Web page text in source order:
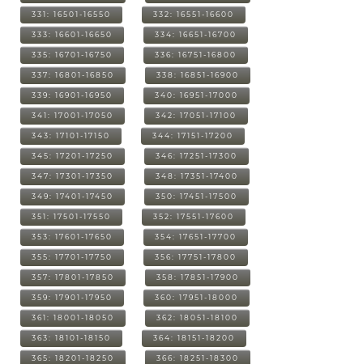
331: 16501-16550 332: 16551-16600
333: 16601-16650 334: 16651-16700
335: 16701-16750 336: 16751-16800
337: 16801-16850 338: 16851-16900
339: 16901-16950 340: 16951-17000
341: 17001-17050 342: 17051-17100
343: 17101-17150 344: 17151-17200
345: 17201-17250 346: 17251-17300
347: 17301-17350 348: 17351-17400
349: 17401-17450 350: 17451-17500
351: 17501-17550 352: 17551-17600
353: 17601-17650 354: 17651-17700
355: 17701-17750 356: 17751-17800
357: 17801-17850 358: 17851-17900
359: 17901-17950 360: 17951-18000
361: 18001-18050 362: 18051-18100
363: 18101-18150 364: 18151-18200
365: 18201-18250 366: 18251-18300